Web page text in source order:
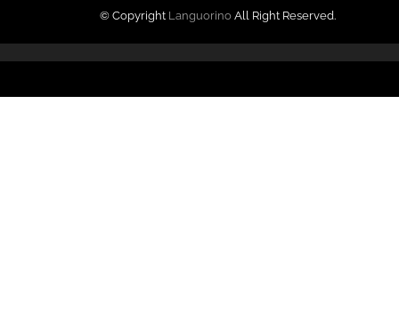
© Copyright LanguorinoAll Right Reserved.